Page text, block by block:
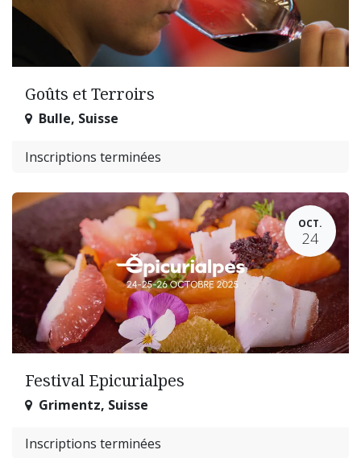
Goûts et Terroirs
Bulle, Suisse
Inscriptions terminées
OCT.
24
Festival Epicurialpes
Grimentz, Suisse
Inscriptions terminées